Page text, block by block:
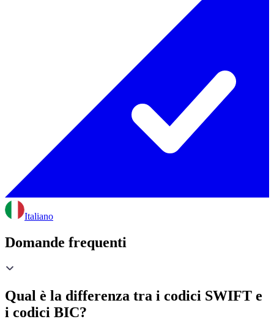
Italiano
Domande frequenti
Qual è la differenza tra i codici SWIFT e
i codici BIC?